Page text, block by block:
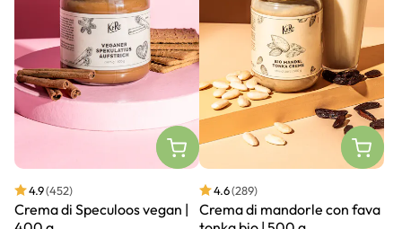
4.9(452)
Crema di Speculoos vegan |
4.6(289)
Crema di mandorle con fava